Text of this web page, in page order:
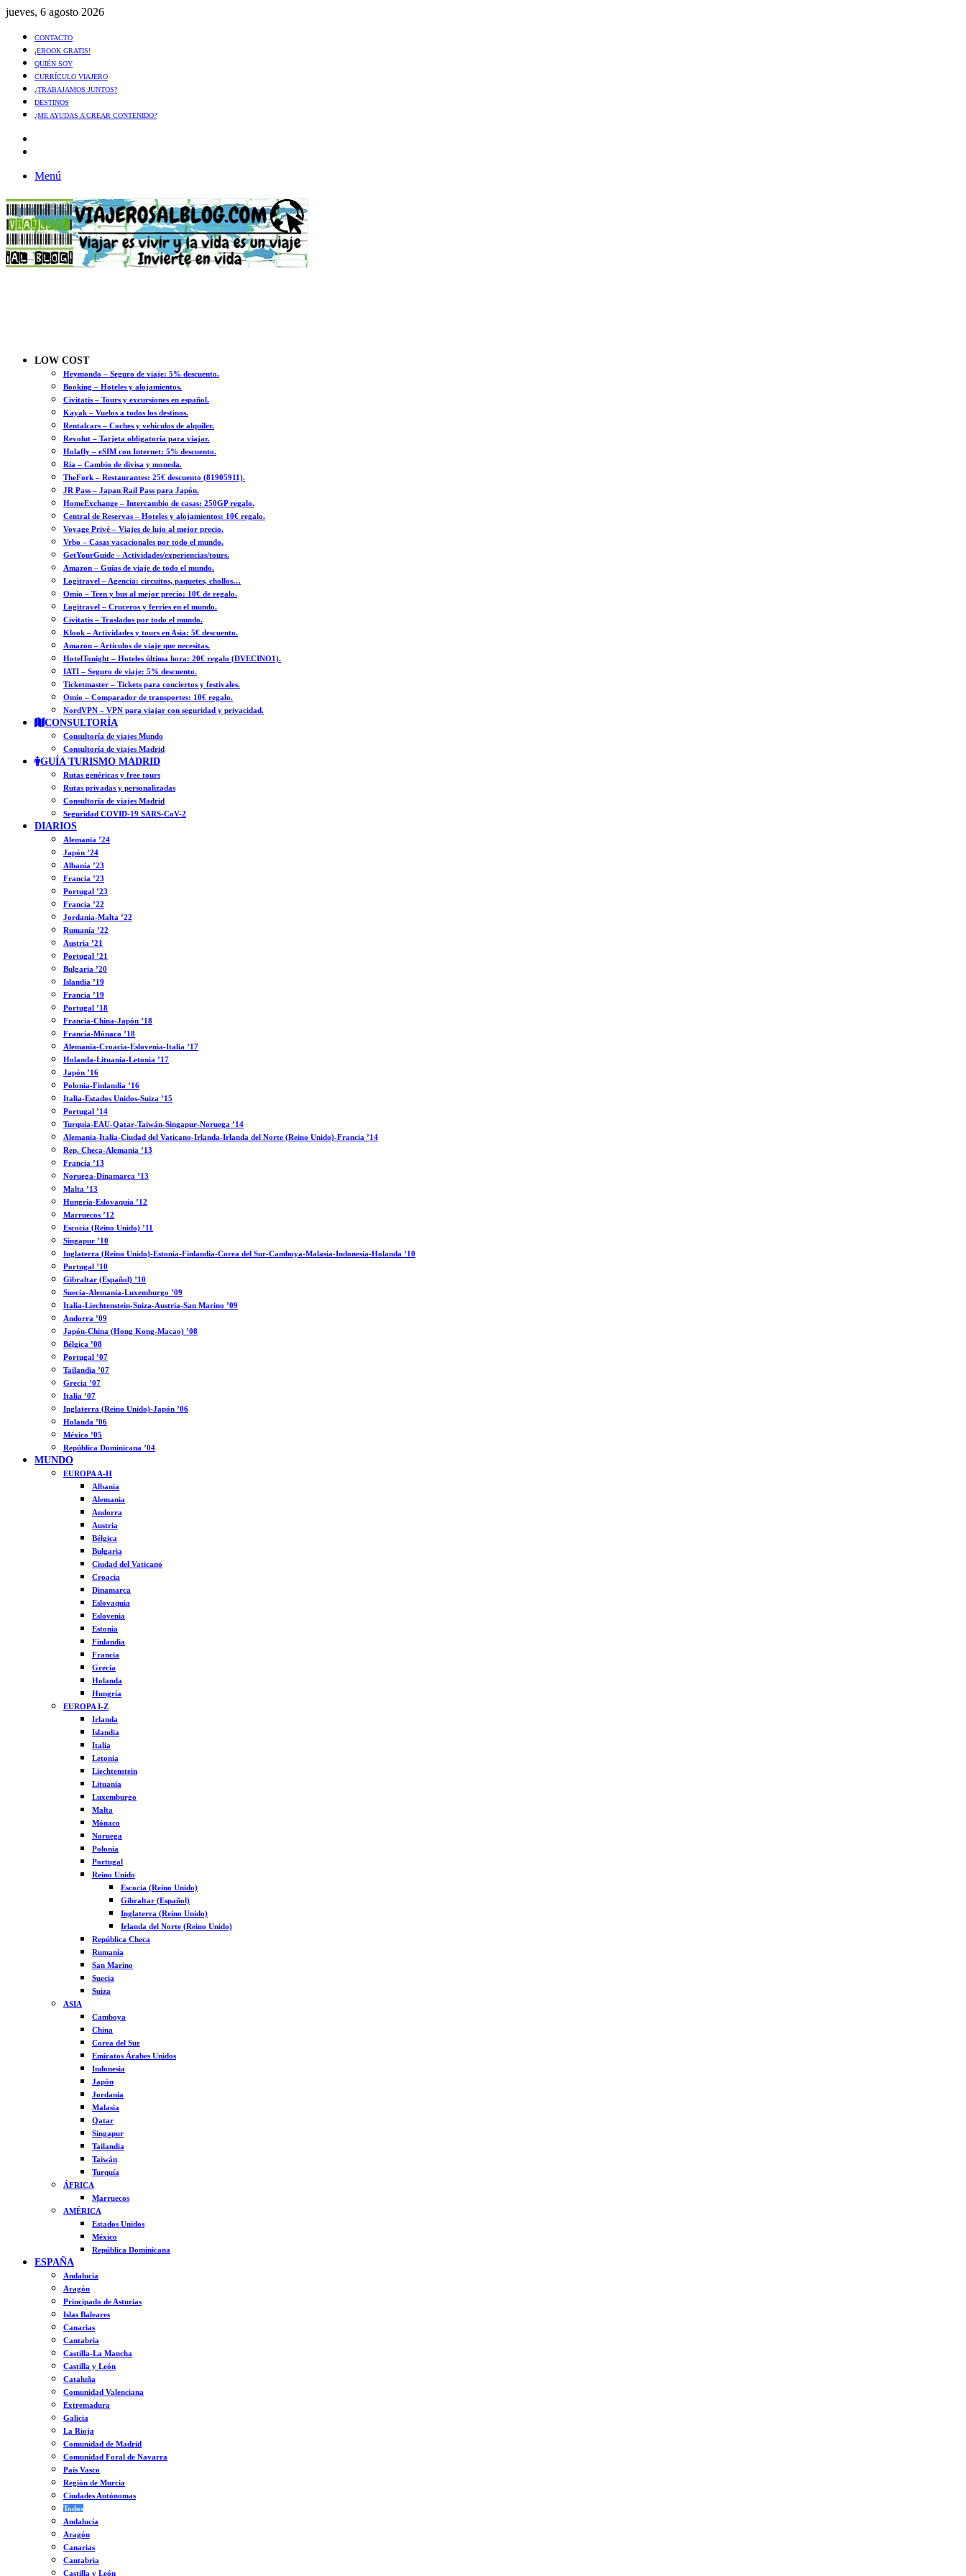
jueves, 6 agosto 2026
CONTACTO
¡EBOOK GRATIS!
QUIÉN SOY
CURRÍCULO VIAJERO
¿TRABAJAMOS JUNTOS?
DESTINOS
¿ME AYUDAS A CREAR CONTENIDO?
Menú
LOW COST
Heymondo – Seguro de viaje: 5% descuento.
Booking – Hoteles y alojamientos.
Civitatis – Tours y excursiones en español.
Kayak – Vuelos a todos los destinos.
Rentalcars – Coches y vehículos de alquiler.
Revolut – Tarjeta obligatoria para viajar.
Holafly – eSIM con Internet: 5% descuento.
Ria – Cambio de divisa y moneda.
TheFork – Restaurantes: 25€ descuento (81905911).
JR Pass – Japan Rail Pass para Japón.
HomeExchange – Intercambio de casas: 250GP regalo.
Central de Reservas – Hoteles y alojamientos: 10€ regalo.
Voyage Privé – Viajes de lujo al mejor precio.
Vrbo – Casas vacacionales por todo el mundo.
GetYourGuide – Actividades/experiencias/tours.
Amazon – Guías de viaje de todo el mundo.
Logitravel – Agencia: circuitos, paquetes, chollos…
Omio – Tren y bus al mejor precio: 10€ de regalo.
Logitravel – Cruceros y ferries en el mundo.
Civitatis – Traslados por todo el mundo.
Klook – Actividades y tours en Asia: 5€ descuento.
Amazon – Artículos de viaje que necesitas.
HotelTonight – Hoteles última hora: 20€ regalo (DVECINO1).
IATI – Seguro de viaje: 5% descuento.
Ticketmaster – Tickets para conciertos y festivales.
Omio – Comparador de transportes: 10€ regalo.
NordVPN – VPN para viajar con seguridad y privacidad.
CONSULTORÍA
Consultoría de viajes Mundo
Consultoría de viajes Madrid
GUÍA TURISMO MADRID
Rutas genéricas y free tours
Rutas privadas y personalizadas
Consultoría de viajes Madrid
Seguridad COVID-19 SARS-CoV-2
DIARIOS
Alemania ’24
Japón ’24
Albania ’23
Francia ’23
Portugal ’23
Francia ’22
Jordania-Malta ’22
Rumanía ’22
Austria ’21
Portugal ’21
Bulgaria ’20
Islandia ’19
Francia ’19
Portugal ’18
Francia-China-Japón ’18
Francia-Mónaco ’18
Alemania-Croacia-Eslovenia-Italia ’17
Holanda-Lituania-Letonia ’17
Japón ’16
Polonia-Finlandia ’16
Italia-Estados Unidos-Suiza ’15
Portugal ’14
Turquía-EAU-Qatar-Taiwán-Singapur-Noruega ’14
Alemania-Italia-Ciudad del Vaticano-Irlanda-Irlanda del Norte (Reino Unido)-Francia ’14
Rep. Checa-Alemania ’13
Francia ’13
Noruega-Dinamarca ’13
Malta ’13
Hungría-Eslovaquia ’12
Marruecos ’12
Escocia (Reino Unido) ’11
Singapur ’10
Inglaterra (Reino Unido)-Estonia-Finlandia-Corea del Sur-Camboya-Malasia-Indonesia-Holanda ’10
Portugal ’10
Gibraltar (Español) ’10
Suecia-Alemania-Luxemburgo ’09
Italia-Liechtenstein-Suiza-Austria-San Marino ’09
Andorra ’09
Japón-China (Hong Kong-Macao) ’08
Bélgica ’08
Portugal ’07
Tailandia ’07
Grecia ’07
Italia ’07
Inglaterra (Reino Unido)-Japón ’06
Holanda ’06
México ’05
República Dominicana ’04
MUNDO
EUROPA A-H
Albania
Alemania
Andorra
Austria
Bélgica
Bulgaria
Ciudad del Vaticano
Croacia
Dinamarca
Eslovaquia
Eslovenia
Estonia
Finlandia
Francia
Grecia
Holanda
Hungría
EUROPA I-Z
Irlanda
Islandia
Italia
Letonia
Liechtenstein
Lituania
Luxemburgo
Malta
Mónaco
Noruega
Polonia
Portugal
Reino Unido
Escocia (Reino Unido)
Gibraltar (Español)
Inglaterra (Reino Unido)
Irlanda del Norte (Reino Unido)
República Checa
Rumanía
San Marino
Suecia
Suiza
ASIA
Camboya
China
Corea del Sur
Emiratos Árabes Unidos
Indonesia
Japón
Jordania
Malasia
Qatar
Singapur
Tailandia
Taiwán
Turquía
ÁFRICA
Marruecos
AMÉRICA
Estados Unidos
México
República Dominicana
ESPAÑA
Andalucía
Aragón
Principado de Asturias
Islas Baleares
Canarias
Cantabria
Castilla-La Mancha
Castilla y León
Cataluña
Comunidad Valenciana
Extremadura
Galicia
La Rioja
Comunidad de Madrid
Comunidad Foral de Navarra
País Vasco
Región de Murcia
Ciudades Autónomas
Todos
Andalucía
Aragón
Canarias
Cantabria
Castilla y León